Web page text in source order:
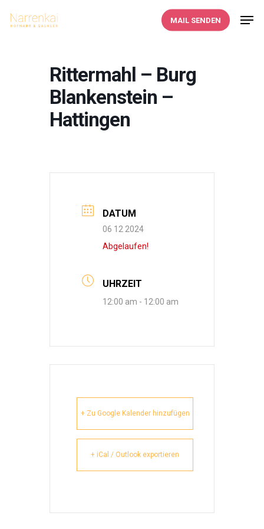
to
MAIL SENDEN
Rittermahl – Burg
Blankenstein –
Hattingen
DATUM
06 12 2024
Abgelaufen!
UHRZEIT
12:00 am - 12:00 am
+ Zu Google Kalender hinzufügen
+ iCal / Outlook exportieren